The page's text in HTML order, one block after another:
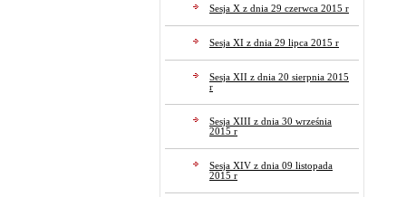
Sesja X z dnia 29 czerwca 2015 r
Sesja XI z dnia 29 lipca 2015 r
Sesja XII z dnia 20 sierpnia 2015
r
Sesja XIII z dnia 30 września
2015 r
Sesja XIV z dnia 09 listopada
2015 r